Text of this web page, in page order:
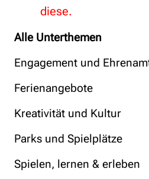
Alle Unterthemen
Engagement und
Ferienangebote
Kreativität und Kultur
Parks und Spielplätze
Spielen, lernen & erleben
diese.